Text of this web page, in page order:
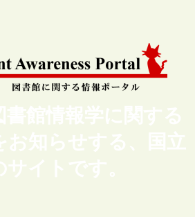
書館情報学に関する
お知らせする、国立
イトです。